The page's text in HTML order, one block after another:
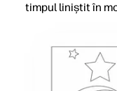
timpul liniștit în
Îi menține pe
Construiește